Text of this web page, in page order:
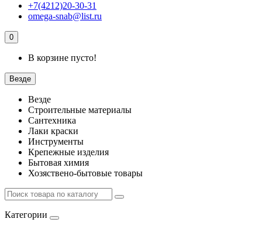
+7(4212)20-30-31
omega-snab@list.ru
0
В корзине пусто!
Везде
Везде
Строительные материалы
Сантехника
Лаки краски
Инструменты
Крепежные изделия
Бытовая химия
Хозяствено-бытовые товары
Категории